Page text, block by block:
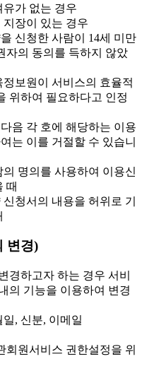
유가 없는 경우
지장이 있는 경우
신청한 사람이 14세 미만
자의 동의를 득하지 않았
정보원이 서비스의 효율적
위하여 필요하다고 인정
음 각 호에 해당하는 이용
는 이를 거절할 수 있습니
의 명의를 사용하여 이용신
때
신청서의 내용을 허위로 기
변경)
경하고자 하는 경우 서비
의 기능을 이용하여 변경
, 신분, 이메일
원서비스 권한설정을 위